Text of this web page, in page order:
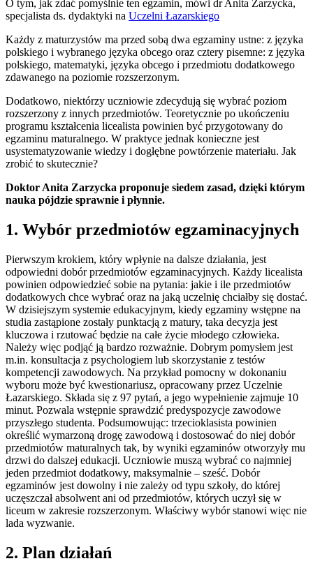
O tym, jak zdać pomyślnie ten egzamin, mówi dr Anita Zarzycka,
specjalista ds. dydaktyki na Uczelni Łazarskiego
Każdy z maturzystów ma przed sobą dwa egzaminy ustne: z języka
polskiego i wybranego języka obcego oraz cztery pisemne: z języka
polskiego, matematyki, języka obcego i przedmiotu dodatkowego
zdawanego na poziomie rozszerzonym.
Dodatkowo, niektórzy uczniowie zdecydują się wybrać poziom
rozszerzony z innych przedmiotów. Teoretycznie po ukończeniu
programu kształcenia licealista powinien być przygotowany do
egzaminu maturalnego. W praktyce jednak konieczne jest
usystematyzowanie wiedzy i dogłębne powtórzenie materiału. Jak
zrobić to skutecznie?
Doktor Anita Zarzycka proponuje siedem zasad, dzięki którym
nauka pójdzie sprawnie i płynnie.
1. Wybór przedmiotów egzaminacyjnych
Pierwszym krokiem, który wpłynie na dalsze działania, jest
odpowiedni dobór przedmiotów egzaminacyjnych. Każdy licealista
powinien odpowiedzieć sobie na pytania: jakie i ile przedmiotów
dodatkowych chce wybrać oraz na jaką uczelnię chciałby się dostać.
W dzisiejszym systemie edukacyjnym, kiedy egzaminy wstępne na
studia zastąpione zostały punktacją z matury, taka decyzja jest
kluczowa i rzutować będzie na całe życie młodego człowieka.
Należy więc podjąć ją bardzo rozważnie. Dobrym pomysłem jest
m.in. konsultacja z psychologiem lub skorzystanie z testów
kompetencji zawodowych. Na przykład pomocny w dokonaniu
wyboru może być kwestionariusz, opracowany przez Uczelnie
Łazarskiego. Składa się z 97 pytań, a jego wypełnienie zajmuje 10
minut. Pozwala wstępnie sprawdzić predyspozycje zawodowe
przyszłego studenta. Podsumowując: trzecioklasista powinien
określić wymarzoną drogę zawodową i dostosować do niej dobór
przedmiotów maturalnych tak, by wyniki egzaminów otworzyły mu
drzwi do dalszej edukacji. Uczniowie muszą wybrać co najmniej
jeden przedmiot dodatkowy, maksymalnie – sześć. Dobór
egzaminów jest dowolny i nie zależy od typu szkoły, do której
uczęszczał absolwent ani od przedmiotów, których uczył się w
liceum w zakresie rozszerzonym. Właściwy wybór stanowi więc nie
lada wyzwanie.
2. Plan działań